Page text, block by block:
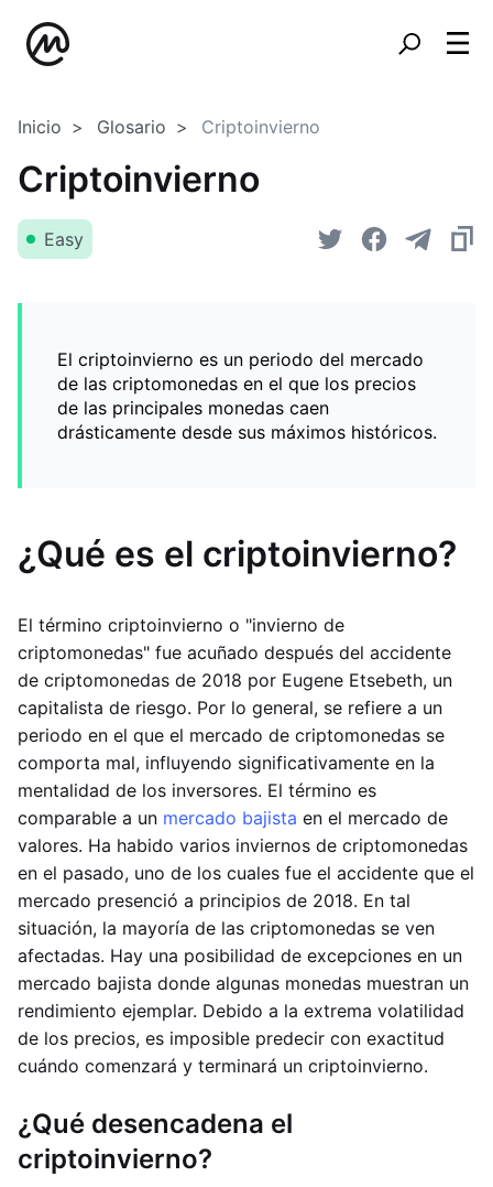
Inicio Glosario Criptoinvierno
Criptoinvierno
Easy
El criptoinvierno es un periodo del mercado
de las criptomonedas en el que los precios
de las principales monedas caen
drásticamente desde sus máximos históricos.
¿Qué es el criptoinvierno?
El término criptoinvierno o "invierno de
criptomonedas" fue acuñado después del accidente
de criptomonedas de 2018 por Eugene Etsebeth, un
capitalista de riesgo. Por lo general, se refiere a un
periodo en el que el mercado de criptomonedas se
comporta mal, influyendo significativamente en la
mentalidad de los inversores. El término es
comparable a un mercado bajista en el mercado de
valores. Ha habido varios inviernos de criptomonedas
en el pasado, uno de los cuales fue el accidente que el
mercado presenció a principios de 2018. En tal
situación, la mayoría de las criptomonedas se ven
afectadas. Hay una posibilidad de excepciones en un
mercado bajista donde algunas monedas muestran un
rendimiento ejemplar. Debido a la extrema volatilidad
de los precios, es imposible predecir con exactitud
cuándo comenzará y terminará un criptoinvierno.
¿Qué desencadena el
criptoinvierno?